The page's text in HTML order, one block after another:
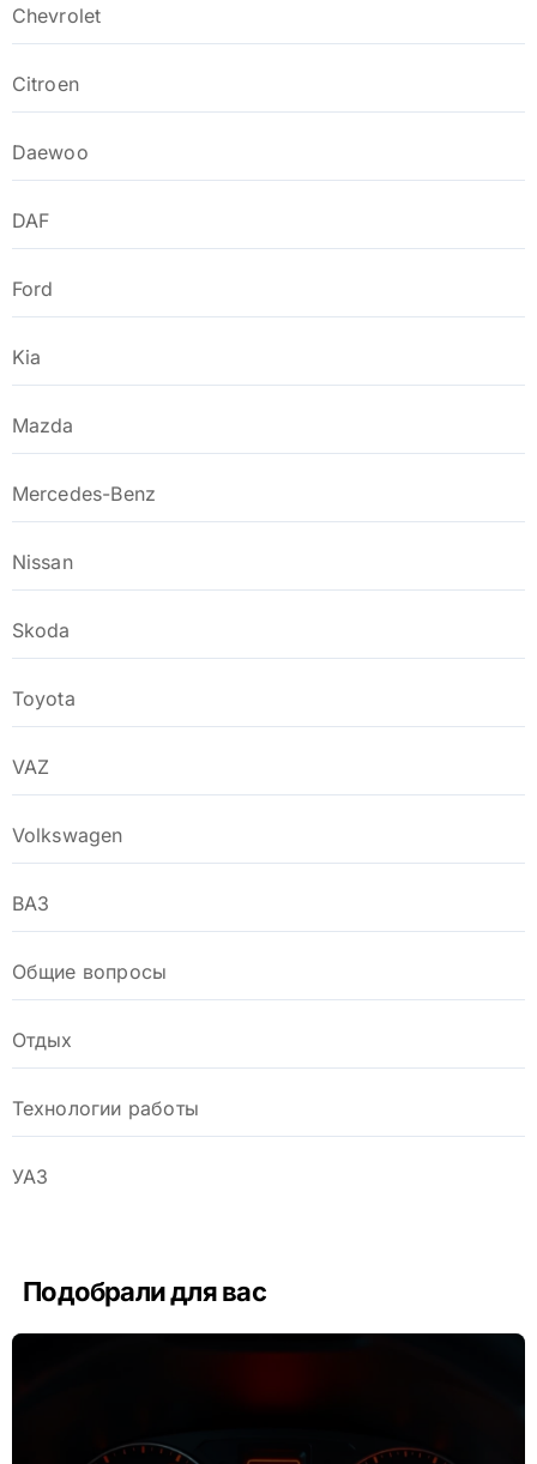
Chevrolet
Citroen
Daewoo
DAF
Ford
Kia
Mazda
Mercedes-Benz
Nissan
Skoda
Toyota
VAZ
Volkswagen
ВАЗ
Общие вопросы
Отдых
Технологии работы
УАЗ
Подобрали для вас